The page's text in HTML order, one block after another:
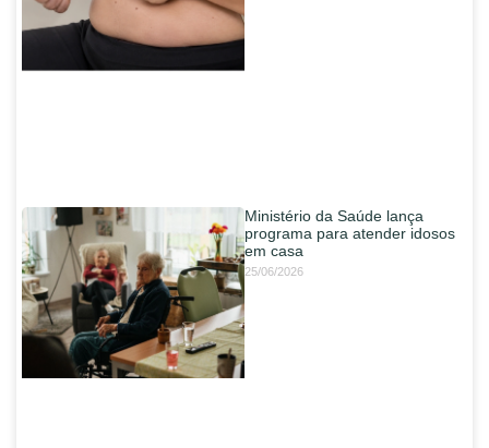
Ministério da Saúde lança
programa para atender idosos
em casa
25/06/2026